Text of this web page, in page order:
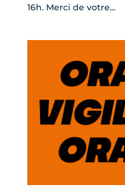
16h. Merci de votre...